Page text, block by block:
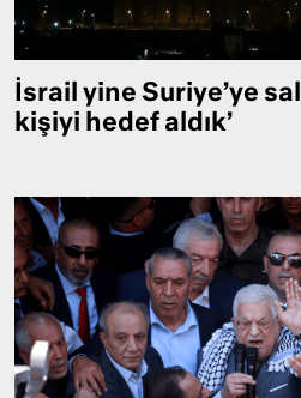
İsrail yine Suriye’ye
kişiyi hedef aldık’